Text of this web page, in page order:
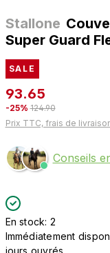
Stallone
Super Guard
SALE
93.65
-25% 124.90
Prix TTC, frais de
Conseils
En stock: 2
Immédiatement
jours ouvrés